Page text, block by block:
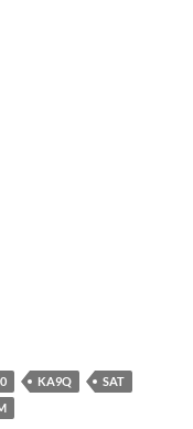
KA9Q
SAT